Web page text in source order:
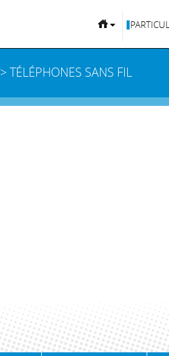
> TÉLÉPHONES SANS FIL